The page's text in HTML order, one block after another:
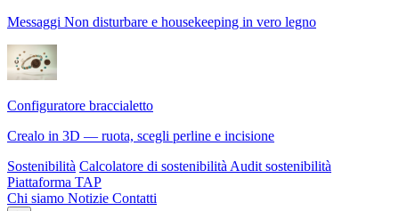
Messaggi Non disturbare e housekeeping in vero legno
Configuratore braccialetto
Crealo in 3D — ruota, scegli perline e incisione
Sostenibilità Calcolatore di sostenibilità Audit sostenibilità
Piattaforma TAP
Chi siamo Notizie Contatti